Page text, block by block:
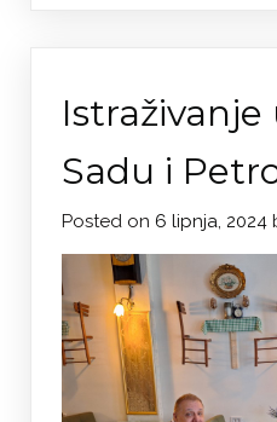
Sadu i
Posted on 6 lipnja, 2024